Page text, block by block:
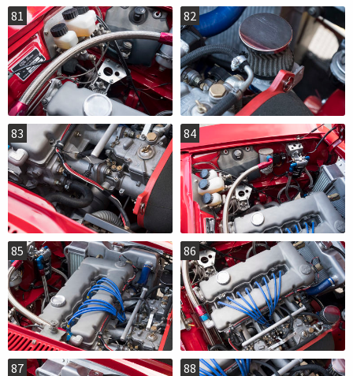
81 82
83 84
85 86
87 88